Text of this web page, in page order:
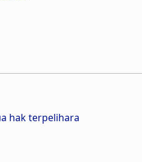
hak terpelihara